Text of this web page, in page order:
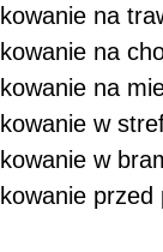
na
na
na
w
w